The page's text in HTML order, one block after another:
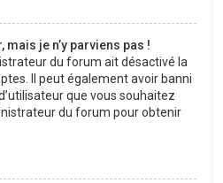
je n’y parviens pas !
du forum ait désactivé la
Il peut également avoir banni
que vous souhaitez
du forum pour obtenir